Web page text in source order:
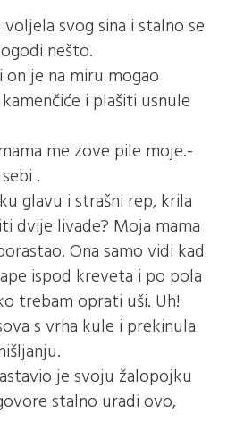
svog sina i stalno se
nešto.
on je na miru mogao
i plašiti usnule
me zove pile moje.-
.
glavu i strašni rep, krila
dvije livade? Moja mama
Ona samo vidi kad
ispod kreveta i po pola
trebam oprati uši. Uh!
s vrha kule i prekinula
je svoju žalopojku
stalno uradi ovo,